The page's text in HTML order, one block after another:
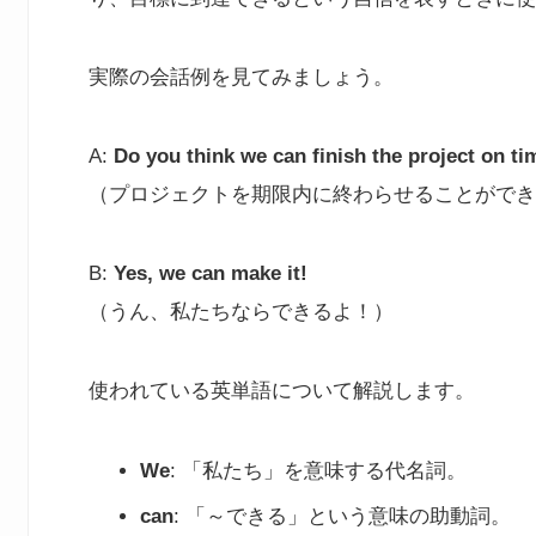
実際の会話例を見てみましょう。
A: Do you think we can finish the project on
（プロジェクトを期限内に終わらせることができ
B: Yes, we can make it!
（うん、私たちならできるよ！）
使われている英単語について解説します。
We: 「私たち」を意味する代名詞。
can: 「～できる」という意味の助動詞。